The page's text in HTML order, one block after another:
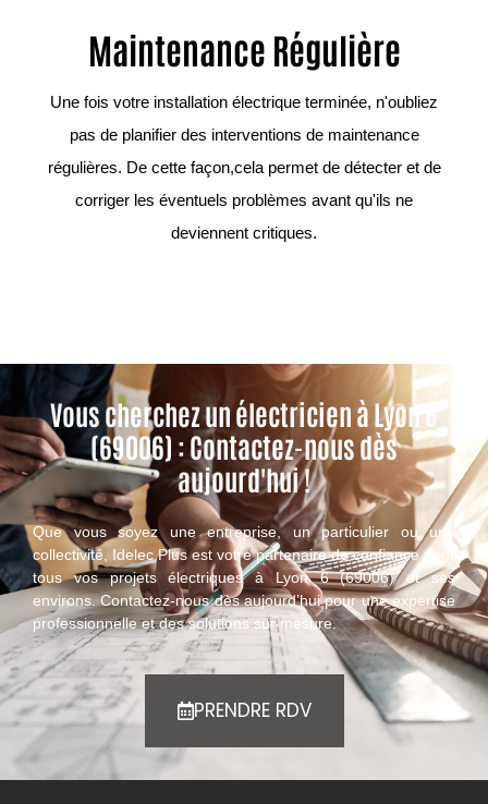
Maintenance Régulière
Une fois votre installation électrique terminée, n'oubliez
pas de planifier des interventions de maintenance
régulières. De cette façon,cela permet de détecter et de
corriger les éventuels problèmes avant qu'ils ne
deviennent critiques.
Vous cherchez un électricien à Lyon 6
(69006) : Contactez-nous dès
aujourd'hui !
Que vous soyez une entreprise, un particulier ou une
collectivité, Idelec Plus est votre partenaire de confiance pour
tous vos projets électriques à Lyon 6 (69006) et ses
environs. Contactez-nous dès aujourd’hui pour une expertise
professionnelle et des solutions sur mesure.
PRENDRE RDV